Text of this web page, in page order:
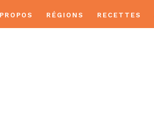
RÉGIONS RECETTES